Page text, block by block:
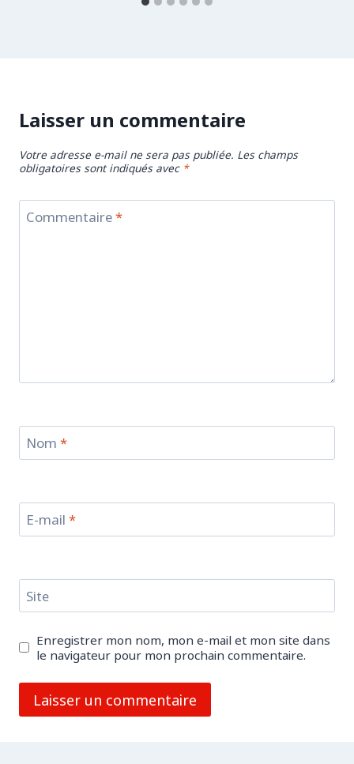
Laisser un commentaire
Votre adresse e-mail ne sera pas publiée. Les champs
obligatoires sont indiqués avec *
Commentaire*
Nom *
E-mail *
Site
Enregistrer mon nom, mon e-mail et mon site dans
le navigateur pour mon prochain commentaire.